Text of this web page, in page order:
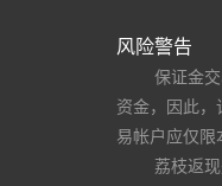
风险警告
保证金
资金，因此
易帐户应仅
荔枝返